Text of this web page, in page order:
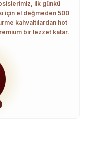
ilk günkü
için el değmeden 500
kahvaltılardan hot
bir lezzet katar.